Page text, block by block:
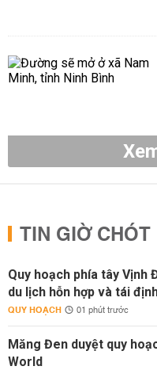
TIN GIỜ CHÓT
Quy hoạch phía tây Vịnh
du lịch hỗn hợp và tái
QUY HOẠCH 01 phút trước
Măng Đen duyệt quy
World